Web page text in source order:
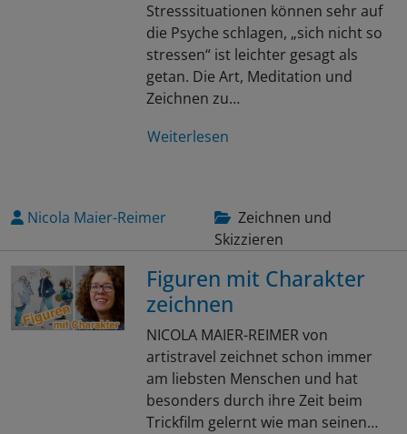
Stresssituationen können sehr auf
die Psyche schlagen, „sich nicht so
stressen“ ist leichter gesagt als
getan. Die Art, Meditation und
Zeichnen zu…
Weiterlesen
Nicola Maier-Reimer
Zeichnen und
Skizzieren
Figuren mit Charakter
zeichnen
NICOLA MAIER-REIMER von
artistravel zeichnet schon immer
am liebsten Menschen und hat
besonders durch ihre Zeit beim
Trickfilm gelernt wie man seinen…